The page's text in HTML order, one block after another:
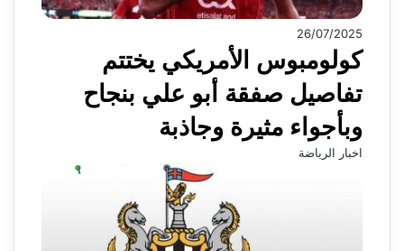
26/07/2025
كولومبوس الأمريكي يختتم
تفاصيل صفقة أبو علي بنجاح
وبأجواء مثيرة وجاذبة
اخبار الرياضة